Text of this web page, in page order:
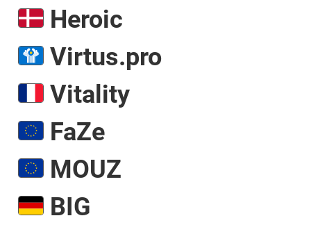
Heroic
Virtus.pro
Vitality
FaZe
MOUZ
BIG